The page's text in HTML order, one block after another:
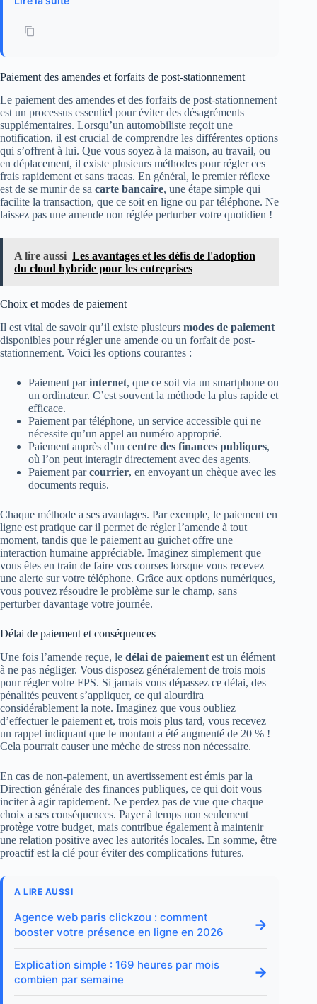
Paiement des amendes et forfaits de post-stationnement
Le paiement des amendes et des forfaits de post-stationnement
est un processus essentiel pour éviter des désagréments
supplémentaires. Lorsqu’un automobiliste reçoit une
notification, il est crucial de comprendre les différentes options
qui s’offrent à lui. Que vous soyez à la maison, au travail, ou
en déplacement, il existe plusieurs méthodes pour régler ces
frais rapidement et sans tracas. En général, le premier réflexe
est de se munir de sa carte bancaire, une étape simple qui
facilite la transaction, que ce soit en ligne ou par téléphone. Ne
laissez pas une amende non réglée perturber votre quotidien !
A lire aussi Les avantages et les défis de l'adoption
du cloud hybride pour les entreprises
Choix et modes de paiement
Il est vital de savoir qu’il existe plusieurs modes de paiement
disponibles pour régler une amende ou un forfait de post-
stationnement. Voici les options courantes :
Paiement parinternet, que ce soit via un smartphone ou
un ordinateur. C’est souvent la méthode la plus rapide et
efficace.
Paiement par téléphone, un service accessible qui ne
nécessite qu’un appel au numéro approprié.
Paiement auprès d’un centre des finances publiques,
où l’on peut interagir directement avec des agents.
Paiement parcourrier, en envoyant un chèque avec les
documents requis.
Chaque méthode a ses avantages. Par exemple, le paiement en
ligne est pratique car il permet de régler l’amende à tout
moment, tandis que le paiement au guichet offre une
interaction humaine appréciable. Imaginez simplement que
vous êtes en train de faire vos courses lorsque vous recevez
une alerte sur votre téléphone. Grâce aux options numériques,
vous pouvez résoudre le problème sur le champ, sans
perturber davantage votre journée.
Délai de paiement et conséquences
Une fois l’amende reçue, le délai de paiement est un élément
à ne pas négliger. Vous disposez généralement de trois mois
pour régler votre FPS. Si jamais vous dépassez ce délai, des
pénalités peuvent s’appliquer, ce qui alourdira
considérablement la note. Imaginez que vous oubliez
d’effectuer le paiement et, trois mois plus tard, vous recevez
un rappel indiquant que le montant a été augmenté de 20 % !
Cela pourrait causer une mèche de stress non nécessaire.
En cas de non-paiement, un avertissement est émis par la
Direction générale des finances publiques, ce qui doit vous
inciter à agir rapidement. Ne perdez pas de vue que chaque
choix a ses conséquences. Payer à temps non seulement
protège votre budget, mais contribue également à maintenir
une relation positive avec les autorités locales. En somme, être
proactif est la clé pour éviter des complications futures.
A LIRE AUSSI
Agence web paris clickzou : comment
booster votre présence en ligne en 2026
→
Explication simple : 169 heures par mois
combien par semaine
→